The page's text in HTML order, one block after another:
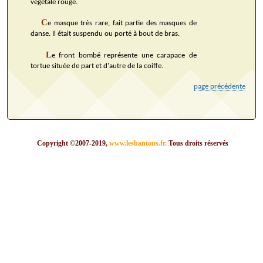
végétale rouge.
Ce masque très rare, fait partie des masques de
danse. Il était suspendu ou porté à bout de bras.
Le front bombé représente une carapace de
tortue située de part et d'autre de la coiffe.
page précédente
Copyright ©2007-2019, www.lesbantous.fr. Tous droits réservés